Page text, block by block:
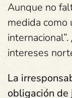
Aunque no
medida como
intereses
La
obligación de